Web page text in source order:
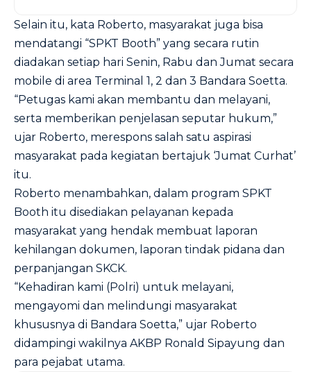
Selain itu, kata Roberto, masyarakat juga bisa
mendatangi “SPKT Booth” yang secara rutin
diadakan setiap hari Senin, Rabu dan Jumat secara
mobile di area Terminal 1, 2 dan 3 Bandara Soetta.
“Petugas kami akan membantu dan melayani,
serta memberikan penjelasan seputar hukum,”
ujar Roberto, merespons salah satu aspirasi
masyarakat pada kegiatan bertajuk ‘Jumat Curhat’
itu.
Roberto menambahkan, dalam program SPKT
Booth itu disediakan pelayanan kepada
masyarakat yang hendak membuat laporan
kehilangan dokumen, laporan tindak pidana dan
perpanjangan SKCK.
“Kehadiran kami (Polri) untuk melayani,
mengayomi dan melindungi masyarakat
khususnya di Bandara Soetta,” ujar Roberto
didampingi wakilnya AKBP Ronald Sipayung dan
para pejabat utama.